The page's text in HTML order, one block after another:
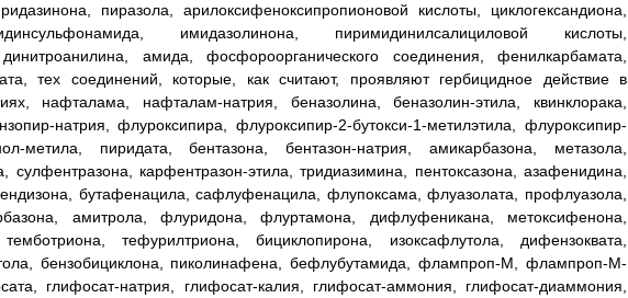
пиразола, арилоксифеноксипропионовой кислоты, циклогександиона,
имидазолинона, пиримидинилсалициловой кислоты,
динитроанилина, амида, фосфороорганического соединения, фенилкарбамата,
тех соединений, которые, как считают, проявляют гербицидное действие в
нафталама, нафталам-натрия, беназолина, беназолин-этила, квинклорака,
натрия, флуроксипира, флуроксипир-2-бутокси-1-метилэтила, флуроксипир-
метила, пиридата, бентазона, бентазон-натрия, амикарбазона, метазола,
сулфентразона, карфентразон-этила, тридиазимина, пентоксазона, азафенидина,
бутафенацила, сафлуфенацила, флупоксама, флуазолата, профлуазола,
амитрола, флуридона, флуртамона, дифлуфеникана, метоксифенона,
тефурилтриона, бициклопирона, изоксафлутола, дифензоквата,
бензобициклона, пиколинафена, бефлубутамида, флампроп-M, флампроп-M-
глифосат-натрия, глифосат-калия, глифосат-аммония, глифосат-диаммония,